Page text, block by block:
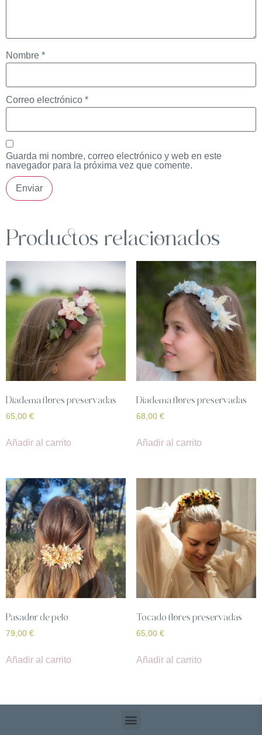
Nombre *
Correo electrónico *
Guarda mi nombre, correo electrónico y web en este
navegador para la próxima vez que comente.
Productos relacionados
Diadema flores preservadas
65,00 €
Añadir al carrito
Diadema flores preservadas
68,00 €
Añadir al carrito
Pasador de pelo
79,00 €
Añadir al carrito
Tocado flores preservadas
65,00 €
Añadir al carrito